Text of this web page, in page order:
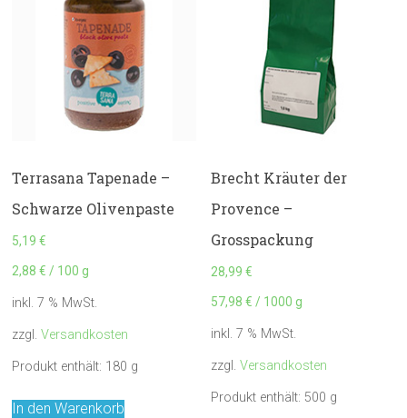
Terrasana Tapenade –
Schwarze Olivenpaste
5,19€
2,88€ / 100 g
inkl. 7 % MwSt.
zzgl.Versandkosten
Produkt enthält: 180 g
In den Warenkorb
Brecht Kräuter der
Provence –
Grosspackung
28,99€
57,98€ / 1000 g
inkl. 7 % MwSt.
zzgl.Versandkosten
Produkt enthält: 500 g